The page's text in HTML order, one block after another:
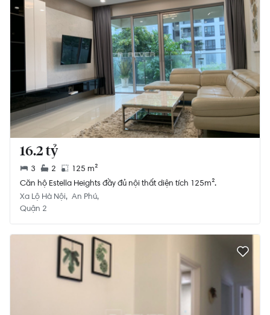
16.2 tỷ
3 2
125 m²
Căn hộ Estella Heights đầy đủ nội thất diện tích 125m².
Xa Lộ Hà Nội An Phú
Quận 2